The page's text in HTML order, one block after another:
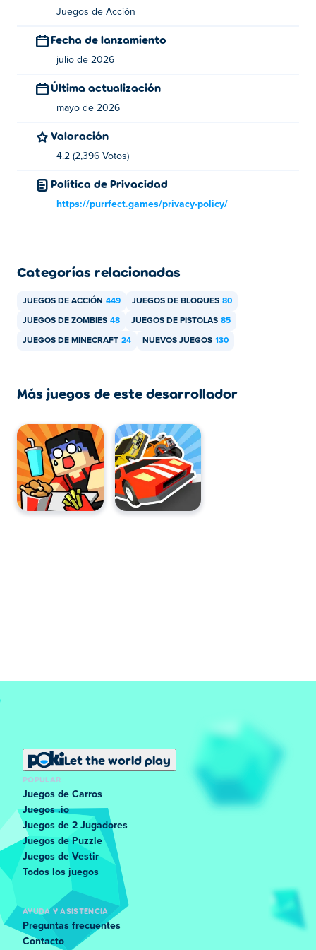
Juega a su otro juego en Poki:
¿Cómo puedo jugar a Block for Blood gratis?
Puedes jugar Block for Blood gratis en дИдядыЪ.
móviles y ordenadores de sobremesa?
dispositivos móviles como teléfonos y tabletas.
Juegos de Acción
Fecha de lanzamiento
julio de 2026
Última actualización
mayo de 2026
Valoración
4.2 (2,396 Votos)
Política de Privacidad
https://purrfect.games/privacy-policy/
Categorías relacionadas
JUEGOS DE ACCIÓN 449 JUEGOS DE BLOQUES 80
JUEGOS DE ZOMBIES 48 JUEGOS DE PISTOLAS 85
JUEGOS DE MINECRAFT 24 NUEVOS JUEGOS 130
Más juegos de este desarrollador
Let the world play
POPULAR
Juegos de Carros
Juegos .io
Juegos de 2 Jugadores
Juegos de Puzzle
Juegos de Vestir
Todos los juegos
AYUDA Y ASISTENCIA
Preguntas frecuentes
Contacto